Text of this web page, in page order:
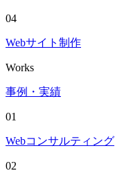
04
Webサイト制作
Works
事例・実績
01
Webコンサルティング
02